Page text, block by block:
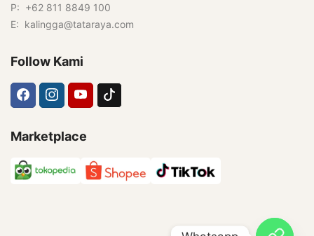
P: +62 811 8849 100
E: kalingga@tataraya.com
Follow Kami
Marketplace